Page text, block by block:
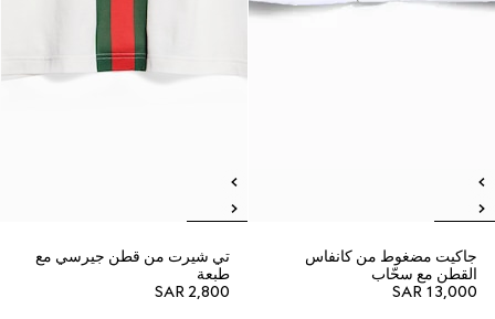
جاكيت مضغوط من كانفاس
القطن مع سحّاب
SAR 13,000
تي شيرت من قطن جيرسي مع
طبعة
SAR 2,800